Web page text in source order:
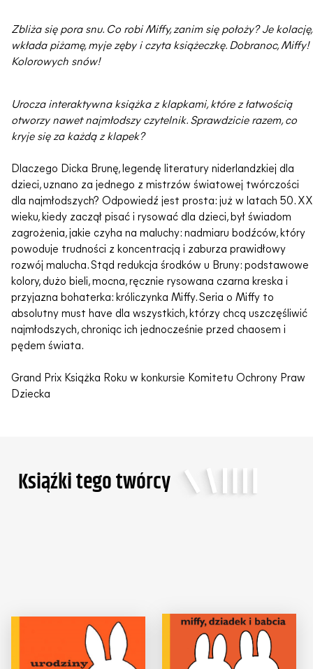
Zbliża się pora snu. Co robi Miffy, zanim się położy? Je kolację,
wkłada piżamę, myje zęby i czyta książeczkę. Dobranoc, Miffy!
Kolorowych snów!
Urocza interaktywna książka z klapkami, które z łatwością
otworzy nawet najmłodszy czytelnik. Sprawdzicie razem, co
kryje się za każdą z klapek?
Dlaczego Dicka Brunę, legendę literatury niderlandzkiej dla
dzieci, uznano za jednego z mistrzów światowej twórczości
dla najmłodszych? Odpowiedź jest prosta: już w latach 50. XX
wieku, kiedy zaczął pisać i rysować dla dzieci, był świadom
zagrożenia, jakie czyha na maluchy: nadmiaru bodźców, który
powoduje trudności z koncentracją i zaburza prawidłowy
rozwój malucha. Stąd redukcja środków u Bruny: podstawowe
kolory, dużo bieli, mocna, ręcznie rysowana czarna kreska i
przyjazna bohaterka: króliczynka Miffy. Seria o Miffy to
absolutny must have dla wszystkich, którzy chcą uszczęśliwić
najmłodszych, chroniąc ich jednocześnie przed chaosem i
pędem świata.
Grand Prix Książka Roku w konkursie Komitetu Ochrony Praw
Dziecka
Ksiąźki tego twórcy